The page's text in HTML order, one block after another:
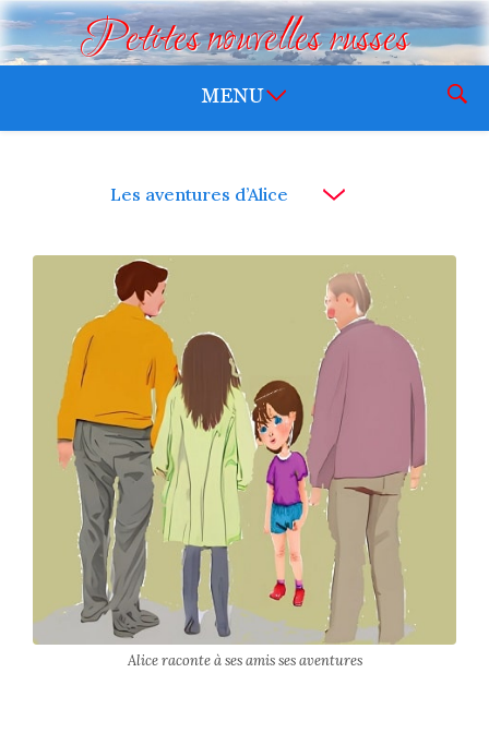
Petites nouvelles russes
Les aventures d’Alice
Alice raconte à ses amis ses aventures